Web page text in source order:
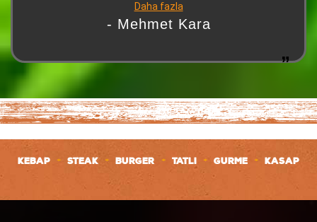
Daha fazla
- Mehmet Kara
KEBAP + STEAK + BURGER + TATLI + GURME + KASAP